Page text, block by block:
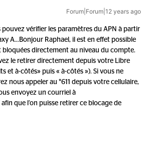
Forum|Forum|12 years ago
pouvez vérifier les paramètres du APN à partir
A...Bonjour Raphael, il est en effet possible
bloquées directement au niveau du compte.
le retirer directement depuis votre Libre
et à-côtés» puis « à-côtés »). Si vous ne
nous appeler au *611 depuis votre cellulaire,
envoyez un courriel à
que l’on puisse retirer ce blocage de